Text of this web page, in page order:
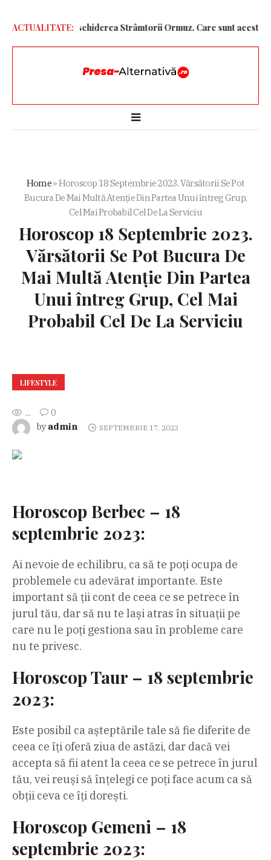
ACTUALITATE:
pentru redeschiderea Strâmtorii Ormuz. Care sunt acestea
Home»Horoscop 18 Septembrie 2023. Vărsătorii Se Pot
Bucura De Mai Multă Atenție Din Partea Unui întreg Grup,
Cel Mai Probabil Cel De La Serviciu
Horoscop 18 Septembrie 2023.
Vărsătorii Se Pot Bucura De
Mai Multă Atenție Din Partea
Unui întreg Grup, Cel Mai
Probabil Cel De La Serviciu
LIFESTYLE
...
0
by admin SEPTEMBRIE 17, 2023
Horoscop Berbec – 18
septembrie 2023:
Ai nevoie de echilibru, ca să te poți ocupa de
problemele cu adevărat importante. Este
important să ții cont de ceea ce se petrece în
jurul tău, dar să nu te lași atras în situații pe
care nu le poți gestiona sau în probleme care
nu te privesc.
Horoscop Taur – 18 septembrie
2023:
Este posibil ca așteptările tale să fie diferite de
ceea ce îți oferă ziua de astăzi, dar dacă vei
accepta să fii atent la ceea ce se petrece în jurul
tău, vei reuși să înțelegi ce poți face acum ca să
obții ceva ce îți dorești.
Horoscop Gemeni – 18
septembrie 2023: